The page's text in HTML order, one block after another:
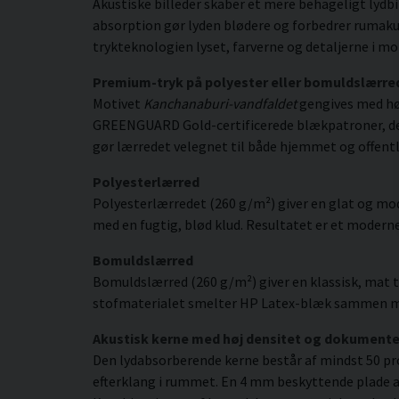
absorption gør lyden blødere og forbedrer
trykteknologien lyset, farverne og detaljerne i
Premium-tryk på polyester eller
Motivet Kanchanaburi-vandfaldetgengives med
GREENGUARD Gold-certificerede blækpatroner,
gør lærredet velegnet til både hjemmet og
Polyesterlærred
Polyesterlærredet (260 g/m²) giver en glat og
med en fugtig, blød klud. Resultatet er et
Bomuldslærred
Bomuldslærred (260 g/m²) giver en klassisk,
stofmaterialet smelter HP Latex-blæk sammen
Akustisk kerne med høj densitet og
Den lydabsorberende kerne består af mindst 50
efterklang i rummet. En 4 mm beskyttende